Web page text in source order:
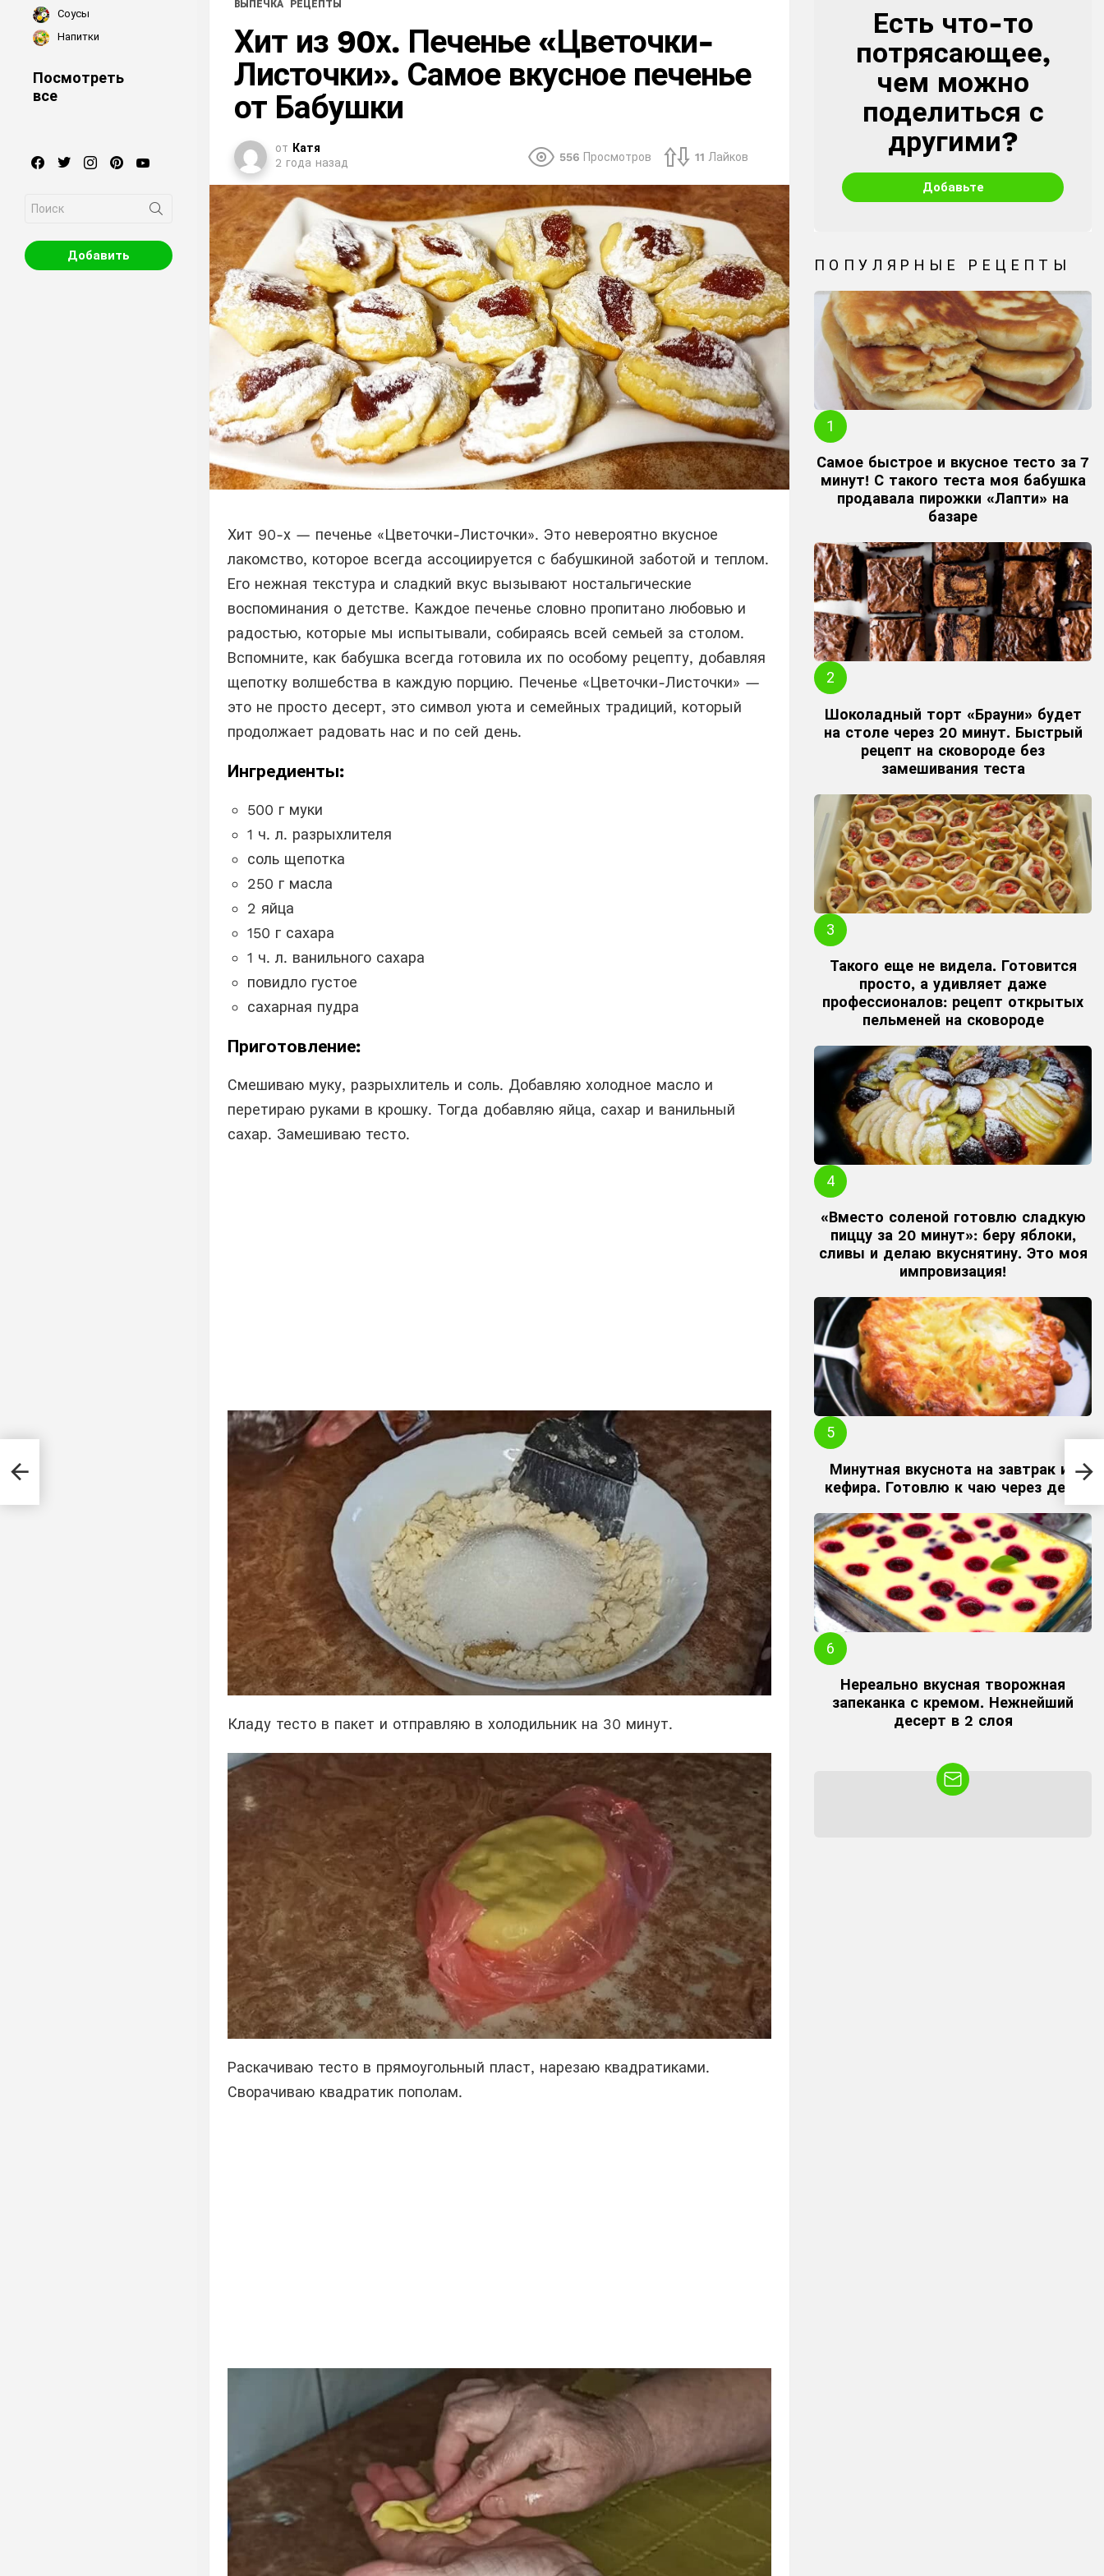
ВЫПЕЧКА РЕЦЕПТЫ
Хит из 90х. Печенье «Цветочки-
Листочки». Самое вкусное печенье
от Бабушки
от Катя
2 года назад
556 Просмотров 11 Лайков
Хит 90-х — печенье «Цветочки-Листочки». Это невероятно вкусное
лакомство, которое всегда ассоциируется с бабушкиной заботой и теплом.
Его нежная текстура и сладкий вкус вызывают ностальгические
воспоминания о детстве. Каждое печенье словно пропитано любовью и
радостью, которые мы испытывали, собираясь всей семьей за столом.
Вспомните, как бабушка всегда готовила их по особому рецепту, добавляя
щепотку волшебства в каждую порцию. Печенье «Цветочки-Листочки» —
это не просто десерт, это символ уюта и семейных традиций, который
продолжает радовать нас и по сей день.
Ингредиенты:
500 г муки
1 ч. л. разрыхлителя
соль щепотка
250 г масла
2 яйца
150 г сахара
1 ч. л. ванильного сахара
повидло густое
сахарная пудра
Приготовление:
Смешиваю муку, разрыхлитель и соль. Добавляю холодное масло и
перетираю руками в крошку. Тогда добавляю яйца, сахар и ванильный
сахар. Замешиваю тесто.
Кладу тесто в пакет и отправляю в холодильник на 30 минут.
Раскачиваю тесто в прямоугольный пласт, нарезаю квадратиками.
Сворачиваю квадратик пополам.
За
CREATE
Есть что-то
потрясающее,
чем можно
поделиться с
другими?
Добавьте
ПОПУЛЯРНЫЕ РЕЦЕПТЫ
Самое быстрое и вкусное тесто за 7
минут! С такого теста моя бабушка
продавала пирожки «Лапти» на
базаре
Шоколадный торт «Брауни» будет
на столе через 20 минут. Быстрый
рецепт на сковороде без
замешивания теста
Такого еще не видела. Готовится
просто, а удивляет даже
профессионалов: рецепт открытых
пельменей на сковороде
«Вместо соленой готовлю сладкую
пиццу за 20 минут»: беру яблоки,
сливы и делаю вкуснятину. Это моя
импровизация!
Минутная вкуснота на завтрак из
кефира. Готовлю к чаю через день
Нереально вкусная творожная
запеканка с кремом. Нежнейший
десерт в 2 слоя
Соусы
Напитки
Посмотреть
все
facebooktwitterinstagrampinterest
for:
Добавить